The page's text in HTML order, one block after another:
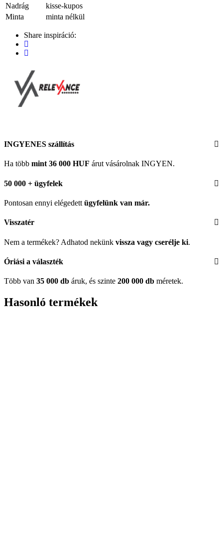
Nadrág
kisse-kupos
Minta
minta nélkül
Share inspiráció:
INGYENES szállítás
Ha több mint 36 000 HUF árut vásárolnak INGYEN.
50 000 + ügyfelek
Pontosan ennyi elégedett ügyfelünk van már.
Visszatér
Nem a termékek? Adhatod nekünk vissza vagy cserélje ki.
Óriási a választék
Több van 35 000 db áruk, és szinte 200 000 db méretek.
Hasonló termékek